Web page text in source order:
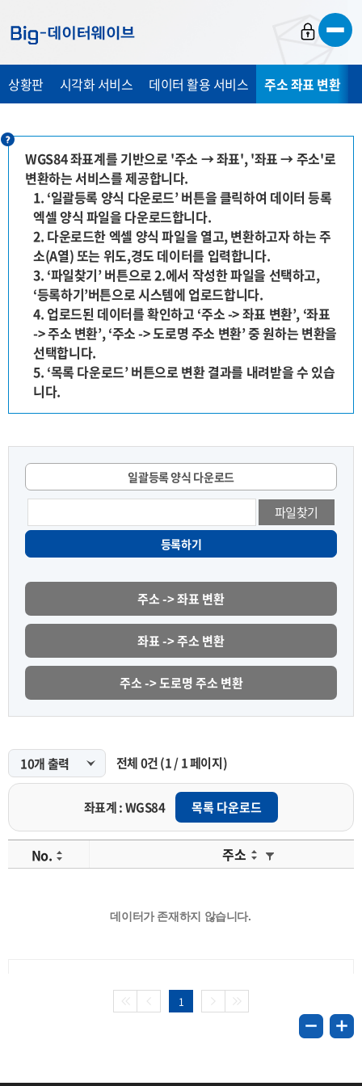
가
가
가
상황판 시각화 서비스 데이터 활용 서비스 주소 좌표 변환
WGS84 좌표계를 기반으로 '주소 → 좌표', '좌표 → 주소'로
변환하는 서비스를 제공합니다.
1. ‘일괄등록 양식 다운로드’ 버튼을 클릭하여 데이터 등록
엑셀 양식 파일을 다운로드합니다.
2. 다운로드한 엑셀 양식 파일을 열고, 변환하고자 하는 주
소(A열) 또는 위도,경도 데이터를 입력합니다.
3. ‘파일찾기’ 버튼으로 2.에서 작성한 파일을 선택하고,
‘등록하기’버튼으로 시스템에 업로드합니다.
4. 업로드된 데이터를 확인하고 ‘주소 -> 좌표 변환’, ‘좌표
-> 주소 변환’, ‘주소 -> 도로명 주소 변환’ 중 원하는 변환을
선택합니다.
5. ‘목록 다운로드’ 버튼으로 변환 결과를 내려받을 수 있습
니다.
일괄등록 양식 다운로드
파일찾기
등록하기
주소 -> 좌표 변환
좌표 -> 주소 변환
주소 -> 도로명 주소 변환
전체0건(1/1페이지)
좌표계 : WGS84 목록 다운로드
No. 주소
데이터가 존재하지 않습니다.
1